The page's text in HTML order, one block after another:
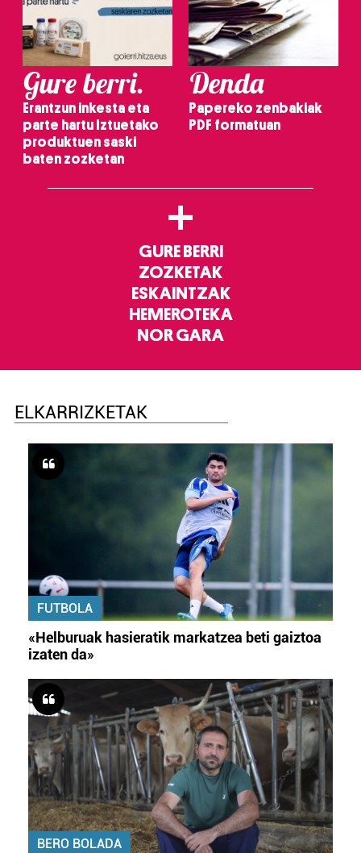
Gure berri.
Erantzun inkesta eta
parte hartu Iztuetako
produktuen saski
baten zozketan
Denda
Papereko zenbakiak
PDF formatuan
+
GURE BERRI
ZOZKETAK
ESKAINTZAK
HEMEROTEKA
NOR GARA
ELKARRIZKETAK
FUTBOLA
«Helburuak hasieratik markatzea beti gaiztoa
izaten da»
BERO BOLADA